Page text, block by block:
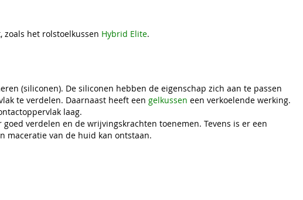
zoals het rolstoelkussen Hybrid Elite.
(siliconen). De siliconen hebben de eigenschap zich aan te passen
te verdelen. Daarnaast heeft een gelkussen een verkoelende werking.
laag.
verdelen en de wrijvingskrachten toenemen. Tevens is er een
maceratie van de huid kan ontstaan.